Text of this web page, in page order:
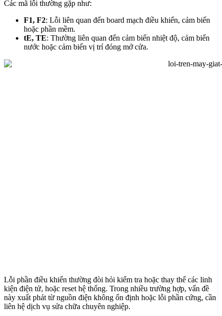
Các mã lỗi thường gặp như:
F1, F2: Lỗi liên quan đến board mạch điều khiển, cảm biến
hoặc phần mềm.
tE, TE: Thường liên quan đến cảm biến nhiệt độ, cảm biến
nước hoặc cảm biến vị trí đóng mở cửa.
Lỗi phần điều khiển thường đòi hỏi kiểm tra hoặc thay thế các linh
kiện điện tử, hoặc reset hệ thống. Trong nhiều trường hợp, vấn đề
này xuất phát từ nguồn điện không ổn định hoặc lỗi phần cứng, cần
liên hệ dịch vụ sửa chữa chuyên nghiệp.